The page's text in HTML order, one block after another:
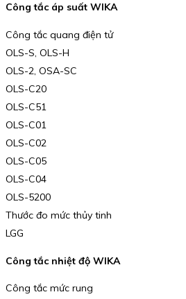
Công tắc áp suất WIKA
Công tắc quang điện tử
OLS-S, OLS-H
OLS-2, OSA-SC
OLS-C20
OLS-C51
OLS-C01
OLS-C02
OLS-C05
OLS-C04
OLS-5200
Thước đo mức thủy tinh
LGG
Công tắc nhiệt độ WIKA
Công tắc mức rung